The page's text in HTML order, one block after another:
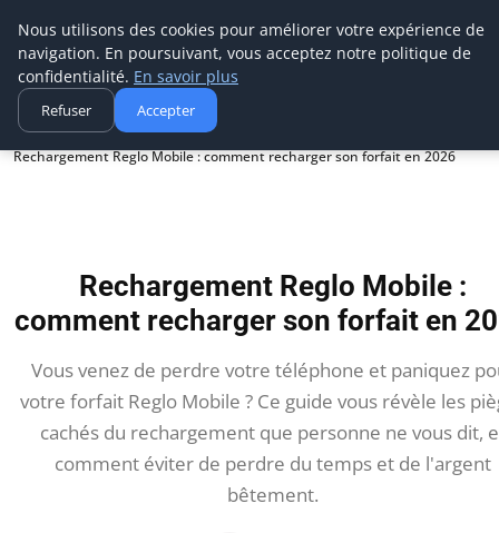
Aecme
Accueil
Rechargement Reglo Mobile : comment recharger son forfait en 2026
Rechargement Reglo Mobile :
comment recharger son forfait en
Vous venez de perdre votre téléphone et paniquez
votre forfait Reglo Mobile ? Ce guide vous révèle les
cachés du rechargement que personne ne vous dit,
comment éviter de perdre du temps et de l'argent
bêtement.
Nous utilisons des cookies pour améliorer votre expérience de
navigation. En poursuivant, vous acceptez notre politique de
confidentialité. En savoir plus
Refuser Accepter